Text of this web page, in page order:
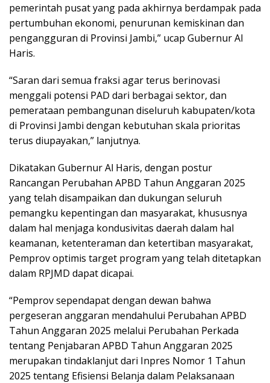
pemerintah pusat yang pada akhirnya berdampak pada
pertumbuhan ekonomi, penurunan kemiskinan dan
pengangguran di Provinsi Jambi,” ucap Gubernur Al
Haris.
“Saran dari semua fraksi agar terus berinovasi
menggali potensi PAD dari berbagai sektor, dan
pemerataan pembangunan diseluruh kabupaten/kota
di Provinsi Jambi dengan kebutuhan skala prioritas
terus diupayakan,” lanjutnya.
Dikatakan Gubernur Al Haris, dengan postur
Rancangan Perubahan APBD Tahun Anggaran 2025
yang telah disampaikan dan dukungan seluruh
pemangku kepentingan dan masyarakat, khususnya
dalam hal menjaga kondusivitas daerah dalam hal
keamanan, ketenteraman dan ketertiban masyarakat,
Pemprov optimis target program yang telah ditetapkan
dalam RPJMD dapat dicapai.
“Pemprov sependapat dengan dewan bahwa
pergeseran anggaran mendahului Perubahan APBD
Tahun Anggaran 2025 melalui Perubahan Perkada
tentang Penjabaran APBD Tahun Anggaran 2025
merupakan tindaklanjut dari Inpres Nomor 1 Tahun
2025 tentang Efisiensi Belanja dalam Pelaksanaan